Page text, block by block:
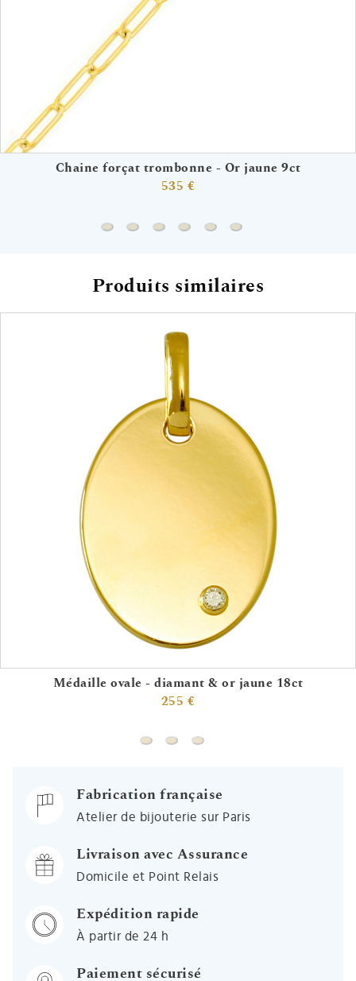
Chaine forçat trombonne - Or jaune 9ct
535 €
Produits similaires
Médaille ovale - diamant & or jaune 18ct
255 €
Fabrication française
Atelier de bijouterie sur Paris
Livraison avec Assurance
Domicile et Point Relais
Expédition rapide
À partir de 24 h
Paiement sécurisé